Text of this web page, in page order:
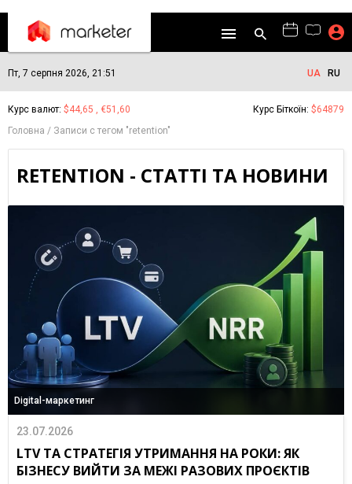
Пт, 7 серпня 2026, 21:51 UA RU
Курс валют: $44,65 , €51,60 Курс Біткоїн: $64879
Головна
Записи с тегом "retention"
RETENTION - СТАТТІ ТА НОВИНИ
Digital-маркетинг
23.07.2026
LTV ТА СТРАТЕГІЯ УТРИМАННЯ НА РОКИ: ЯК
БІЗНЕСУ ВИЙТИ ЗА МЕЖІ РАЗОВИХ ПРОЄКТІВ